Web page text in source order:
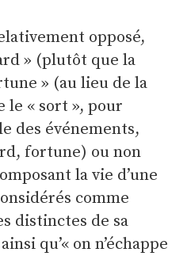
opposé,
» (plutôt que la
» (au lieu de la
le « sort », pour
des événements,
fortune) ou non
la vie d’une
comme
distinctes de sa
qu’« on n’échappe